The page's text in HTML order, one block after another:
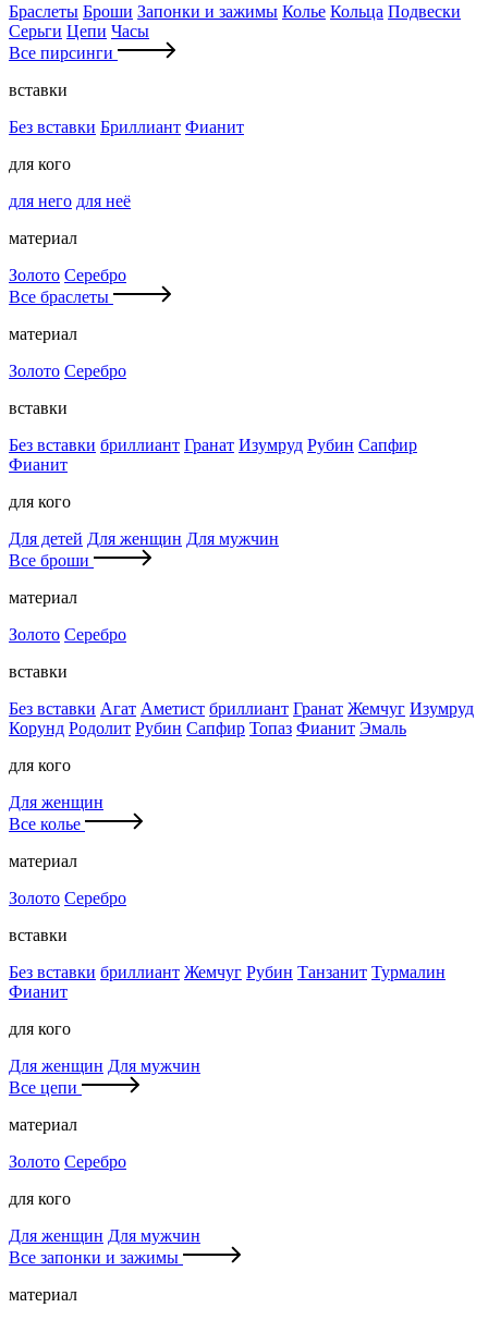
Браслеты Броши Запонки и зажимы Колье Кольца Подвески
Серьги Цепи Часы
Все пирсинги
вставки
Без вставки Бриллиант Фианит
для кого
для него для неё
материал
Золото Серебро
Все браслеты
материал
Золото Серебро
вставки
Без вставки бриллиант Гранат Изумруд Рубин Сапфир
Фианит
для кого
Для детей Для женщин Для мужчин
Все броши
материал
Золото Серебро
вставки
Без вставки Агат Аметист бриллиант Гранат Жемчуг Изумруд
Корунд Родолит Рубин Сапфир Топаз Фианит Эмаль
для кого
Для женщин
Все колье
материал
Золото Серебро
вставки
Без вставки бриллиант Жемчуг Рубин Танзанит Турмалин
Фианит
для кого
Для женщин Для мужчин
Все цепи
материал
Золото Серебро
для кого
Для женщин Для мужчин
Все запонки и зажимы
материал